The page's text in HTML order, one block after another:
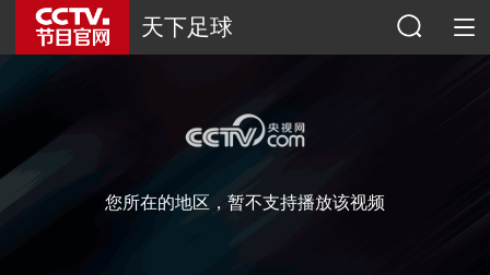
天下足球
您所在的地区，暂不支持播放该视频